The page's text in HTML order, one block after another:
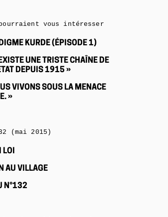
vous intéresser
KURDE (ÉPISODE 1)
UNE TRISTE CHAÎNE DE
DEPUIS 1915 »
VIVONS SOUS LA MENACE
»
(mai 2015)
LOI
AU VILLAGE
N°132